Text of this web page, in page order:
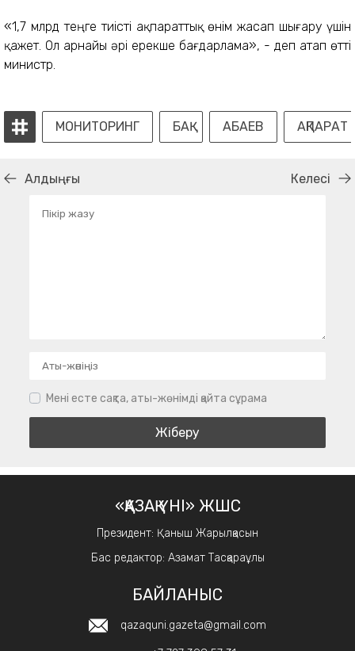
«1,7 млрд теңге тиісті ақпараттық өнім жасап шығару үшін
қажет. Ол арнайы әрі ерекше бағдарлама», - деп атап өтті
министр.
МОНИТОРИНГ БАҚ АБАЕВ АҚПАРАТ
Алдыңғы Келесі
Мені есте сақта, аты-жөнімді қайта сұрама
«ҚАЗАҚ ҮНІ» ЖШС
Президент: Қаныш Жарылқасын
Бас редактор: Азамат Тасқараұлы
БАЙЛАНЫС
qazaquni.gazeta@gmail.com